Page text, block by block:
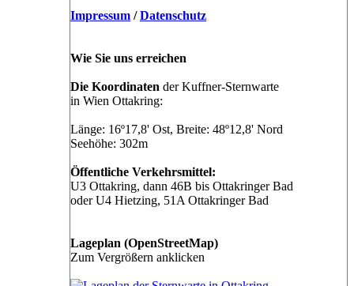
Impressum /Datenschutz
Wie Sie uns erreichen
Die Koordinaten der Kuffner-Sternwarte
in Wien Ottakring:
Länge: 16º17,8' Ost, Breite: 48º12,8' Nord
Seehöhe: 302m
Öffentliche Verkehrsmittel:
U3 Ottakring, dann 46B bis Ottakringer Bad
oder U4 Hietzing, 51A Ottakringer Bad
Lageplan (OpenStreetMap)
Zum Vergrößern anklicken